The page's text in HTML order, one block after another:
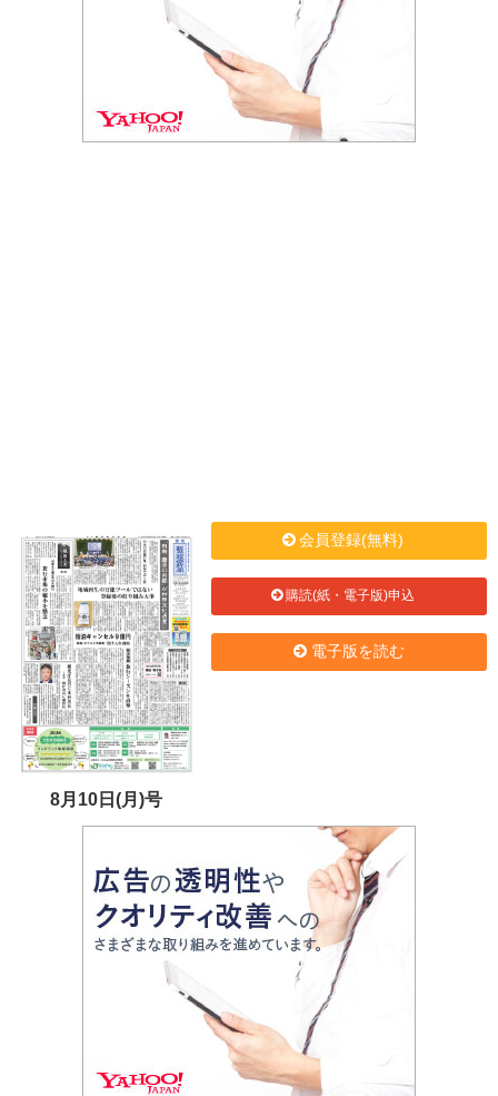
8月10日(月)号
会員登録(無料)
購読(紙・電子版)申込
電子版を読む